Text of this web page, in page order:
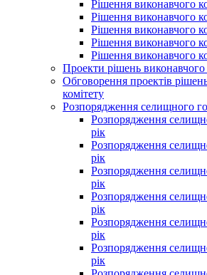
Рішення виконавчого
Рішення виконавчого
Рішення виконавчого
Рішення виконавчого
Рішення виконавчого
Проекти рішень виконавчого
Обговорення проектів
комітету
Розпорядження селищного
Розпорядження
рік
Розпорядження
рік
Розпорядження
рік
Розпорядження
рік
Розпорядження
рік
Розпорядження
рік